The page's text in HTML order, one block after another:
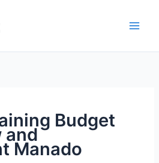
Budget
and
Manado